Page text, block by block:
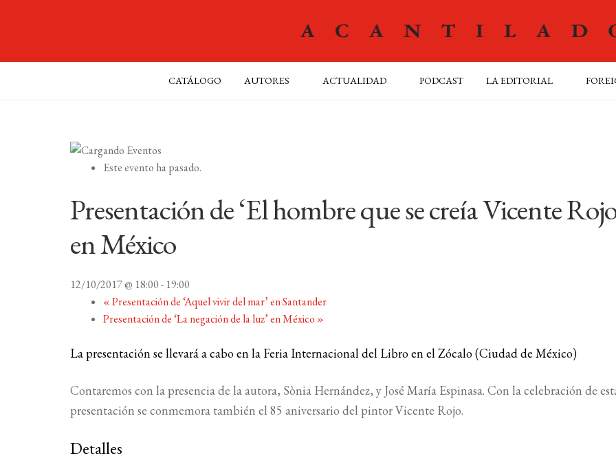
CATÁLOGO AUTORES ACTUALIDAD PODCAST LA EDITORIAL
Este evento ha pasado.
Presentación de ‘El hombre que se creía Vicente
en México
12/10/2017 @ 18:00- 19:00
«Presentación de ‘Aquel vivir del mar’ en Santander
Presentación de ‘La negación de la luz’ en México »
La presentación se llevará a cabo en la Feria Internacional del Libro en el Zócalo (Ciudad de México)
Contaremos con la presencia de la autora, Sònia Hernández, y José María Espinasa. Con la celebración de
presentación se conmemora también el 85 aniversario del pintor Vicente Rojo.
Detalles